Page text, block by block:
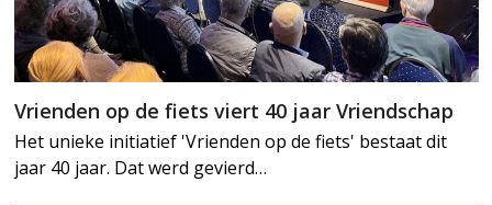
Vrienden op de fiets viert 40 jaar Vriendschap
Het unieke initiatief 'Vrienden op de fiets' bestaat dit
jaar 40 jaar. Dat werd gevierd…